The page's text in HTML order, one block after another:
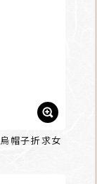
帽子折求女